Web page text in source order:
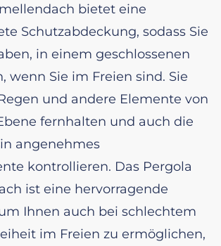
bietet eine
Schutzabdeckung, sodass Sie
in einem geschlossenen
wenn Sie im Freien sind. Sie
und andere Elemente von
fernhalten und auch die
angenehmes
kontrollieren. Das Pergola
ist eine hervorragende
Ihnen auch bei schlechtem
im Freien zu ermöglichen,